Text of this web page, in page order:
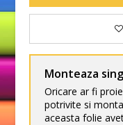
Monteaza
Oricare ar fi
potrivite si
aceasta folie